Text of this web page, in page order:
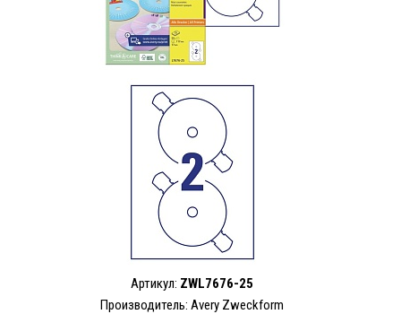
Артикул: ZWL7676-25
Производитель: Avery Zweckform